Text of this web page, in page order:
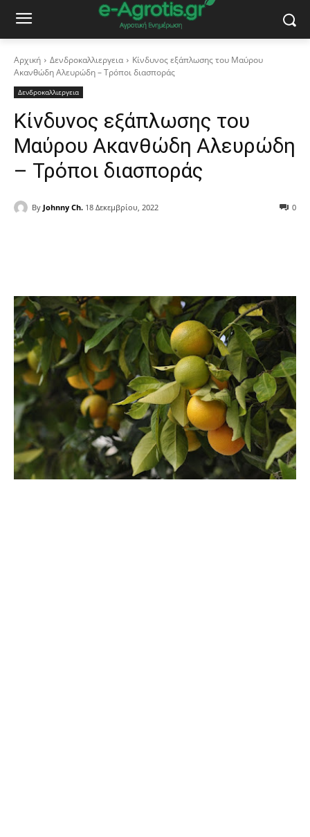
Αρχική Δενδροκαλλιεργεια
Κίνδυνος εξάπλωσης του Μαύρου
Ακανθώδη Αλευρώδη – Τρόποι διασποράς
Δενδροκαλλιεργεια
Κίνδυνος εξάπλωσης του
Μαύρου Ακανθώδη Αλευρώδη
– Τρόποι διασποράς
By Johnny Ch. 18 Δεκεμβρίου, 2022 0